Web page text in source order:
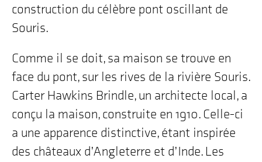
construction du célèbre pont oscillant de
Souris.
Comme il se doit, sa maison se trouve en
face du pont, sur les rives de la rivière Souris.
Carter Hawkins Brindle, un architecte local, a
conçu la maison, construite en 1910. Celle-ci
a une apparence distinctive, étant inspirée
des châteaux d’Angleterre et d’Inde. Les